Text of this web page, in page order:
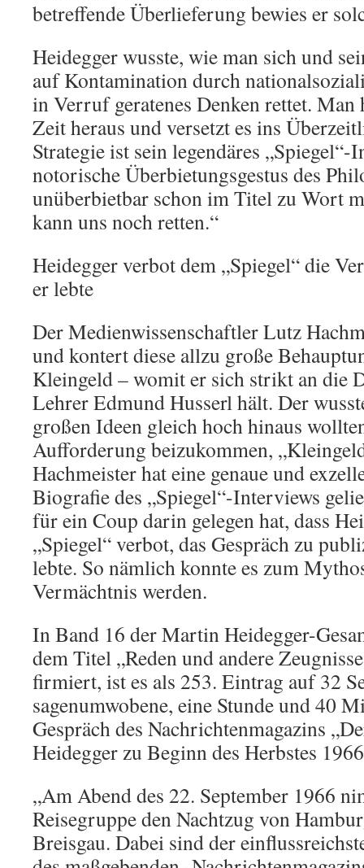
betreffende Überlieferung bewies er
Heidegger wusste, wie man sich und
auf Kontamination durch
in Verruf geratenes Denken rettet. Man
Zeit heraus und versetzt es ins
Strategie ist sein legendäres
notorische Überbietungsgestus des
unüberbietbar schon im Titel zu Wort
kann uns noch retten.“
Heidegger verbot dem „Spiegel“ die
er lebte
Der Medienwissenschaftler Lutz
und kontert diese allzu große
Kleingeld – womit er sich strikt an die
Lehrer Edmund Husserl hält. Der
großen Ideen gleich hoch hinaus
Aufforderung beizukommen,
Hachmeister hat eine genaue und
Biografie des „Spiegel“-Interviews
für ein Coup darin gelegen hat, dass
„Spiegel“ verbot, das Gespräch zu
lebte. So nämlich konnte es zum
Vermächtnis werden.
In Band 16 der Martin Heidegger-
dem Titel „Reden und andere
firmiert, ist es als 253. Eintrag auf 32
sagenumwobene, eine Stunde und 40
Gespräch des Nachrichtenmagazins
Heidegger zu Beginn des Herbstes
„Am Abend des 22. September 1966
Reisegruppe den Nachtzug von
Breisgau. Dabei sind der